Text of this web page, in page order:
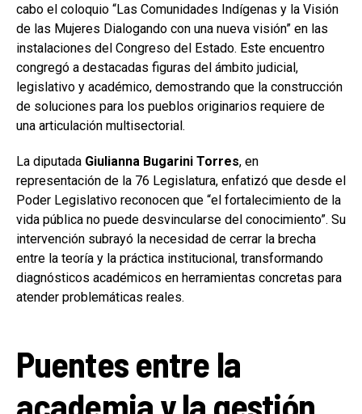
cabo el coloquio “Las Comunidades Indígenas y la Visión
de las Mujeres Dialogando con una nueva visión” en las
instalaciones del Congreso del Estado. Este encuentro
congregó a destacadas figuras del ámbito judicial,
legislativo y académico, demostrando que la construcción
de soluciones para los pueblos originarios requiere de
una articulación multisectorial.
La diputada Giulianna Bugarini Torres, en
representación de la 76 Legislatura, enfatizó que desde el
Poder Legislativo reconocen que “el fortalecimiento de la
vida pública no puede desvincularse del conocimiento”. Su
intervención subrayó la necesidad de cerrar la brecha
entre la teoría y la práctica institucional, transformando
diagnósticos académicos en herramientas concretas para
atender problemáticas reales.
Puentes entre la
academia y la gestión